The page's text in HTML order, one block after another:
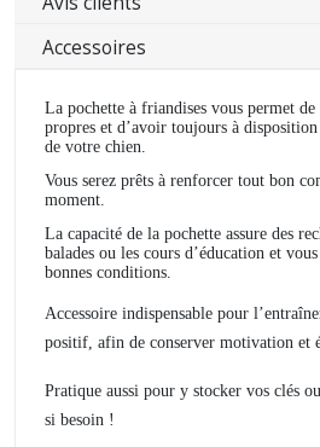
Accessoires
La pochette à friandises vous permet
propres et d’avoir toujours à
de votre chien.
Vous serez prêts à renforcer tout bon
moment.
La capacité de la pochette assure des
balades ou les cours d’éducation et
bonnes conditions.
Accessoire indispensable pour
positif, afin de conserver motivation et
Pratique aussi pour y stocker vos clés
si besoin !